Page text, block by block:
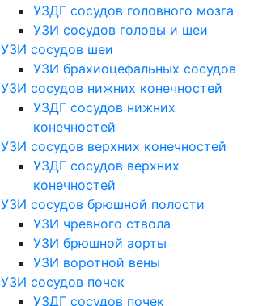
УЗДГ сосудов головного мозга
УЗИ сосудов головы и шеи
УЗИ сосудов шеи
УЗИ брахиоцефальных сосудов
УЗИ сосудов нижних конечностей
УЗДГ сосудов нижних
конечностей
УЗИ сосудов верхних конечностей
УЗДГ сосудов верхних
конечностей
УЗИ сосудов брюшной полости
УЗИ чревного ствола
УЗИ брюшной аорты
УЗИ воротной вены
УЗИ сосудов почек
УЗДГ сосудов почек